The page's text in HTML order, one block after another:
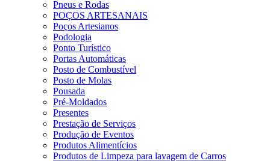
Pneus e Rodas
POÇOS ARTESANAIS
Poços Artesianos
Podologia
Ponto Turístico
Portas Automáticas
Posto de Combustível
Posto de Molas
Pousada
Pré-Moldados
Presentes
Prestação de Serviços
Produção de Eventos
Produtos Alimentícios
Produtos de Limpeza para lavagem de Carros